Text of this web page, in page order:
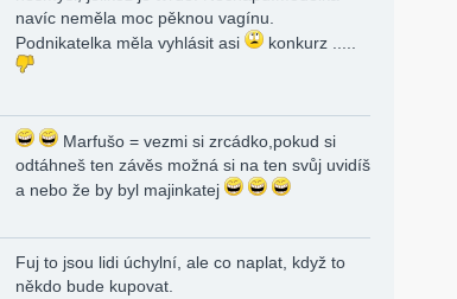
navíc neměla moc pěknou vagínu.
Podnikatelka měla vyhlásit asi
konkurz .....
Marfušo = vezmi si zrcádko,pokud si
odtáhneš ten závěs možná si na ten svůj uvidíš
a nebo že by byl majinkatej
Fuj to jsou lidi úchylní, ale co naplat, když to
někdo bude kupovat.